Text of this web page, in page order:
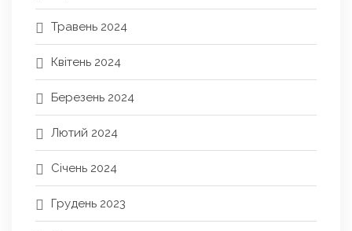
Травень 2024
Квітень 2024
Березень 2024
Лютий 2024
Січень 2024
Грудень 2023